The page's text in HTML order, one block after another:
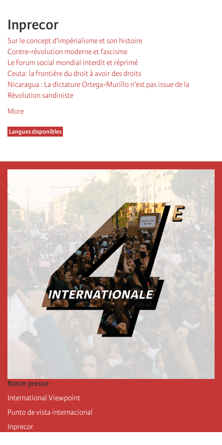
Inprecor
Sur le concept d’impérialisme et son histoire
Contre-révolution moderne et fascisme
Le Forum social mondial interdit et réprimé
Ceuta: la frontière du droit à avoir des droits
Nicaragua : La dictature Ortega-Murillo n’est pas issue de la
Révolution sandiniste
More
Langues disponibles
Notre presse
International Viewpoint
Punto de vista internacional
Inprecor